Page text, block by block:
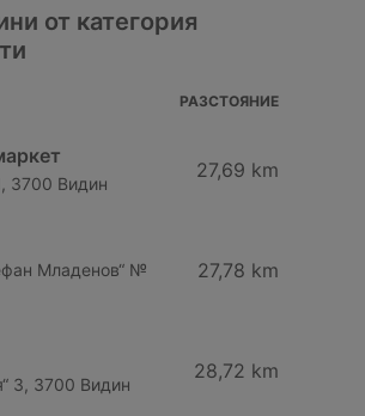
от категория
РАЗСТОЯНИЕ
3700 Видин
27,69 km
Младенов“ №
27,78 km
3, 3700 Видин
28,72 km